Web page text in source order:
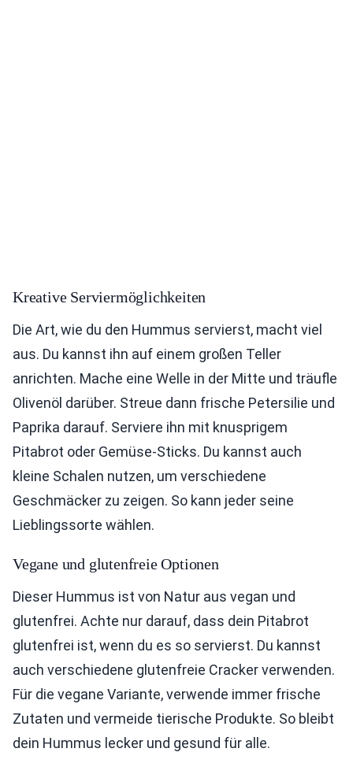
Kreative Serviermöglichkeiten
Die Art, wie du den Hummus servierst, macht viel
aus. Du kannst ihn auf einem großen Teller
anrichten. Mache eine Welle in der Mitte und träufle
Olivenöl darüber. Streue dann frische Petersilie und
Paprika darauf. Serviere ihn mit knusprigem
Pitabrot oder Gemüse-Sticks. Du kannst auch
kleine Schalen nutzen, um verschiedene
Geschmäcker zu zeigen. So kann jeder seine
Lieblingssorte wählen.
Vegane und glutenfreie Optionen
Dieser Hummus ist von Natur aus vegan und
glutenfrei. Achte nur darauf, dass dein Pitabrot
glutenfrei ist, wenn du es so servierst. Du kannst
auch verschiedene glutenfreie Cracker verwenden.
Für die vegane Variante, verwende immer frische
Zutaten und vermeide tierische Produkte. So bleibt
dein Hummus lecker und gesund für alle.